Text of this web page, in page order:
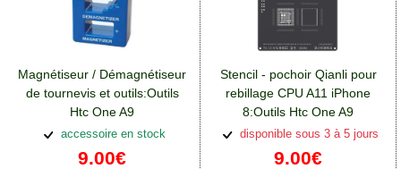
Magnétiseur / Démagnétiseur
de tournevis et outils:Outils
Htc One A9
accessoire en stock
9.00€
Stencil - pochoir Qianli pour
rebillage CPU A11 iPhone
8:Outils Htc One A9
disponible sous 3 à 5 jours
9.00€